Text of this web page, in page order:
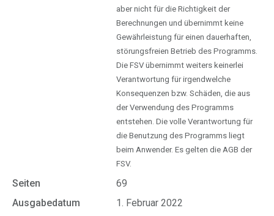
aber nicht für die Richtigkeit der
Berechnungen und übernimmt keine
Gewährleistung für einen dauerhaften,
störungsfreien Betrieb des Programms.
Die FSV übernimmt weiters keinerlei
Verantwortung für irgendwelche
Konsequenzen bzw. Schäden, die aus
der Verwendung des Programms
entstehen. Die volle Verantwortung für
die Benutzung des Programms liegt
beim Anwender. Es gelten die AGB der
FSV.
Seiten
69
Ausgabedatum
1. Februar 2022